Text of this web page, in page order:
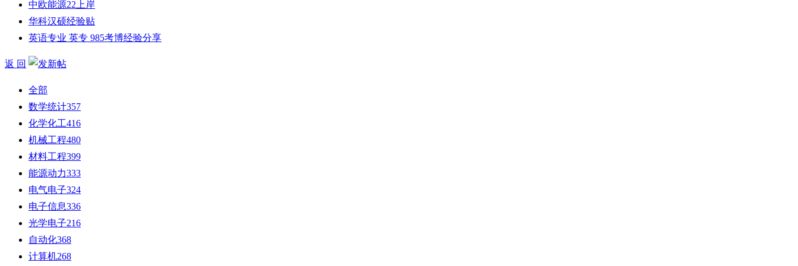
中欧能源22上岸
华科汉硕经验贴
英语专业 英专 985考博经验分享
返 回
全部
数学统计357
化学化工416
机械工程480
材料工程399
能源动力333
电气电子324
电子信息336
光学电子216
自动化368
计算机268